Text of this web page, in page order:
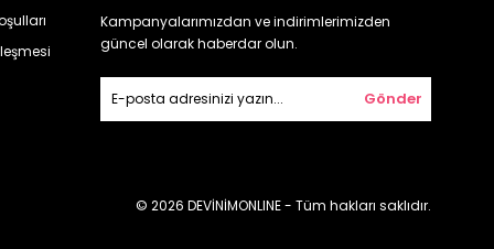
Kampanyalarımızdan ve indirimlerimizden
güncel olarak haberdar olun.
Gönder
© 2026 DEVİNİMONLINE - Tüm hakları saklıdır.